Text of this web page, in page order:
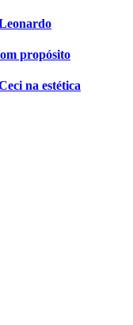
propósito
na estética